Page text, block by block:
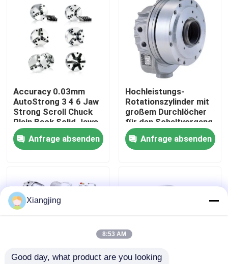
Videos
Über uns
Werksbesichtigung
Qualitätskontrolle
Blog
Industrieroboter-Arm
Accuracy 0.03mm
AutoStrong 3 4 6 Jaw
Strong Scroll Chuck
Plain Back Solid Jaws
Lathe Machine Chuck
Anfrage absenden
Hochleistungs-
Rotationszylinder mit
großem Durchlöcher
für den Schaltvorgang
Anfrage absenden
Xiangjing
8:53 AM
Good day, what product are you looking